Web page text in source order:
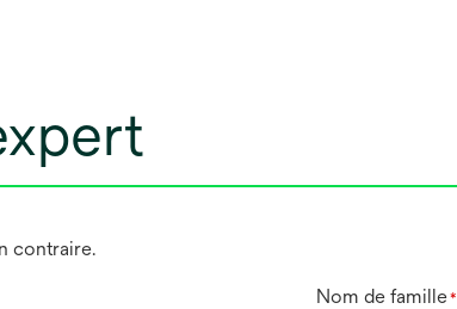
contraire.
Nom de famille*